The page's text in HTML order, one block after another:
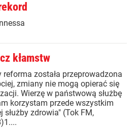
kłamstw
reforma została przeprowadzona
zmiany nie mogą opierać się
Wierzę w państwową służbę
korzystam przede wszystkim
służby zdrowia" (Tok FM,